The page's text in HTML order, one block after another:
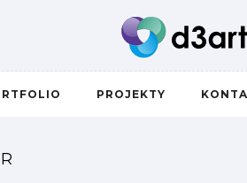
PROJEKTY